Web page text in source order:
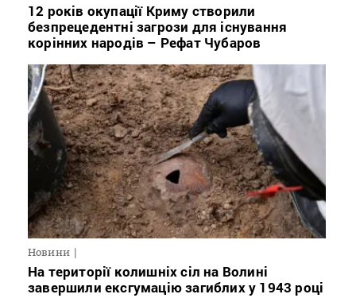
12 років окупації Криму створили
безпрецедентні загрози для існування
корінних народів – Рефат Чубаров
Новини
На території колишніх сіл на Волині
завершили ексгумацію загиблих у 1943 році